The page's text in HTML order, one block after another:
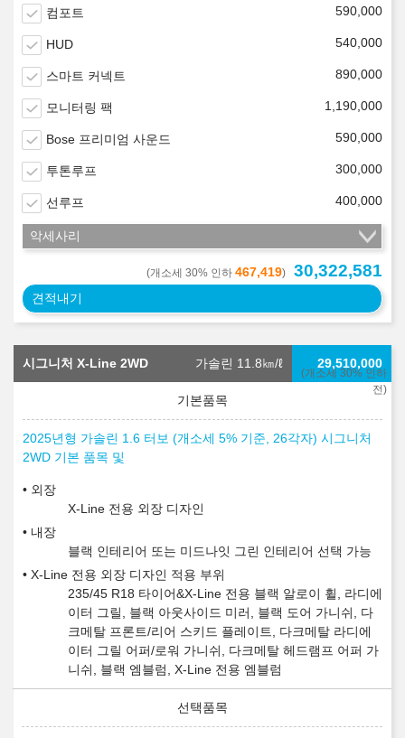
컴포트 590,000
HUD 540,000
스마트 커넥트 890,000
모니터링 팩 1,190,000
Bose 프리미엄 사운드 590,000
투톤루프 300,000
선루프 400,000
악세사리
(개소세 30% 인하 467,419) 30,322,581
견적내기
시그니처 X-Line 2WD 가솔린 11.8㎞/ℓ
(개소세 30% 인하
전)
29,510,000
2025년형 가솔린 1.6 터보 (개소세 5% 기준, 26각자) 시그니처
2WD 기본 품목 및
외장
X-Line 전용 외장 디자인
내장
블랙 인테리어 또는 미드나잇 그린 인테리어 선택 가능
X-Line 전용 외장 디자인 적용 부위
235/45 R18 타이어&X-Line 전용 블랙 알로이 휠, 라디에
이터 그릴, 블랙 아웃사이드 미러, 블랙 도어 가니쉬, 다
크메탈 프론트/리어 스키드 플레이트, 다크메탈 라디에
이터 그릴 어퍼/로워 가니쉬, 다크메탈 헤드램프 어퍼 가
니쉬, 블랙 엠블럼, X-Line 전용 엠블럼